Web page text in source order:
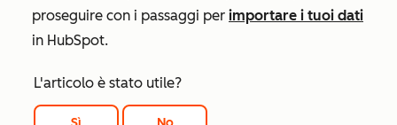
proseguire con i passaggi per importare i tuoi dati
in HubSpot.
L'articolo è stato utile?